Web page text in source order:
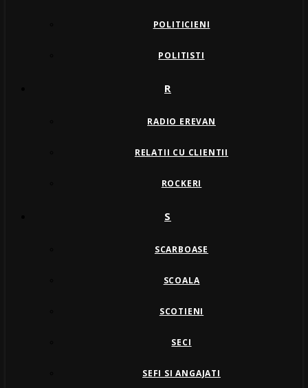
POLITICIENI
POLITISTI
R
RADIO EREVAN
RELATII CU CLIENTII
ROCKERI
S
SCARBOASE
SCOALA
SCOTIENI
SECI
SEFI SI ANGAJATI